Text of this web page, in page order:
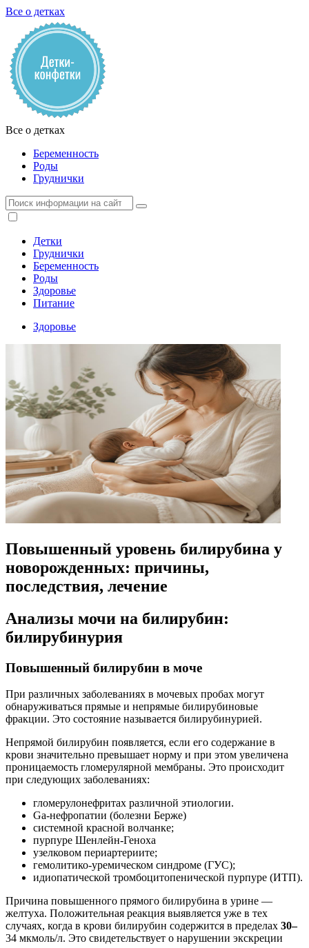
Все о детках
Все о детках
Беременность
Роды
Груднички
Детки
Груднички
Беременность
Роды
Здоровье
Питание
Здоровье
Повышенный уровень билирубина у
новорожденных: причины,
последствия, лечение
Анализы мочи на билирубин:
билирубинурия
Повышенный билирубин в моче
При различных заболеваниях в мочевых пробах могут
обнаруживаться прямые и непрямые билирубиновые
фракции. Это состояние называется билирубинурией.
Непрямой билирубин появляется, если его содержание в
крови значительно превышает норму и при этом увеличена
проницаемость гломерулярной мембраны. Это происходит
при следующих заболеваниях:
гломерулонефритах различной этиологии.
Ga-нефропатии (болезни Берже)
системной красной волчанке;
пурпуре Шенлейн-Геноха
узелковом периартериите;
гемолитико-уремическом синдроме (ГУС);
идиопатической тромбоцитопенической пурпуре (ИТП).
Причина повышенного прямого билирубина в урине —
желтуха. Положительная реакция выявляется уже в тех
случаях, когда в крови билирубин содержится в пределах 30–
34 мкмоль/л. Это свидетельствует о нарушении экскреции